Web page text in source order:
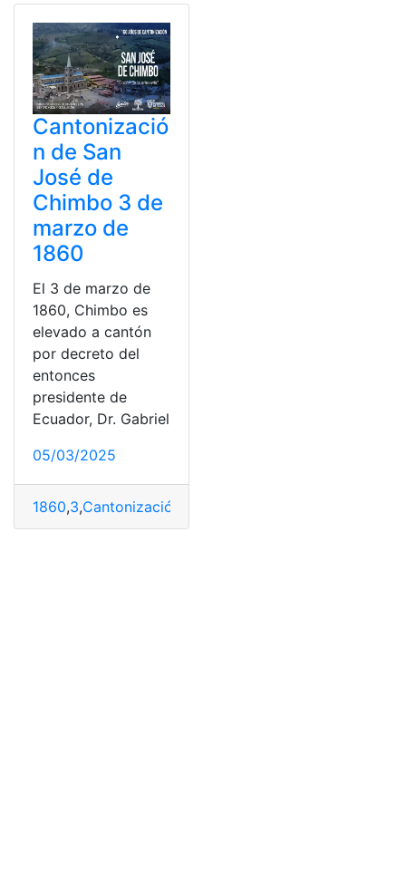
Cantonizació
n de San
José de
Chimbo 3 de
marzo de
1860
El 3 de marzo de
1860, Chimbo es
elevado a cantón
por decreto del
entonces
presidente de
Ecuador, Dr. Gabriel
05/03/2025
1860,3,Cantonización